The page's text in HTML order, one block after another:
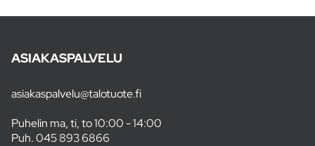
ASIAKASPALVELU
asiakaspalvelu@talotuote.fi
Puhelin ma, ti, to 10:00 - 14:00
Puh.045 893 6866